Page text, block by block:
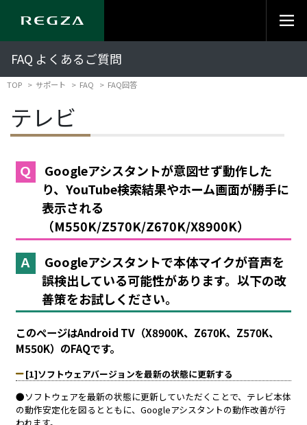
FAQ よくあるご質問
TOP サポート FAQ FAQ回答
テレビ